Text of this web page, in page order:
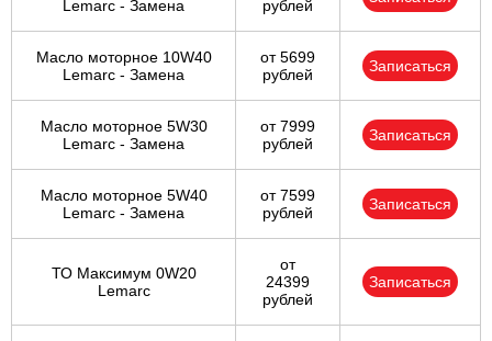
Lemarc - Замена
рублей
Масло моторное 10W40
Lemarc - Замена
от 5699
рублей
Записаться
Масло моторное 5W30
Lemarc - Замена
от 7999
рублей
Записаться
Масло моторное 5W40
Lemarc - Замена
от 7599
рублей
Записаться
ТО Максимум 0W20
Lemarc
от
24399
рублей
Записаться